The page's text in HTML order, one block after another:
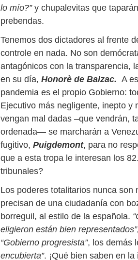
lo mío?”y chupalevitas que
prebendas.
Tenemos dos dictadores al frente
controle en nada. No son
antagónicos con la transparencia,
en su día, Honorè de Balzac. A
pandemia es el propio Gobierno:
Ejecutivo más negligente, inepto y
vengan mal dadas –que vendrán,
ordenada— se marcharán a
fugitivo, Puigdemont, para no
que a esta tropa le interesan los
tribunales?
Los poderes totalitarios nunca
precisan de una ciudadanía con
borreguil, al estilo de la española.
eligieron están bien representados”,
“Gobierno progresista”, los demás
encubierta”. ¡Qué bien saben en la